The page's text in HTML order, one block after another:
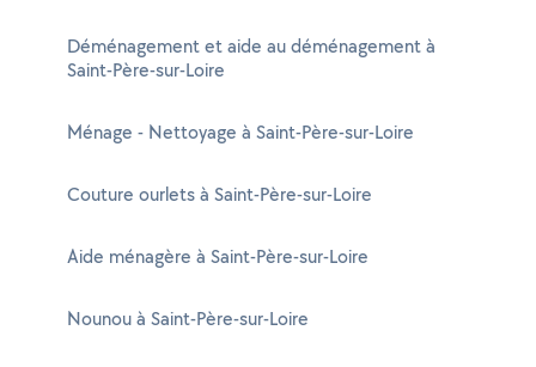
Déménagement et aide au déménagement à
Saint-Père-sur-Loire
Ménage - Nettoyage à Saint-Père-sur-Loire
Couture ourlets à Saint-Père-sur-Loire
Aide ménagère à Saint-Père-sur-Loire
Nounou à Saint-Père-sur-Loire